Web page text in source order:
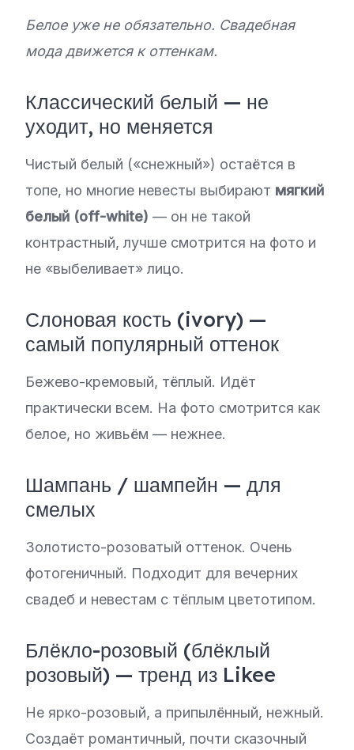
Белое уже не обязательно. Свадебная
мода движется к оттенкам.
Классический белый — не
уходит, но меняется
Чистый белый («снежный») остаётся в
топе, но многие невесты выбирают мягкий
белый (off-white) — он не такой
контрастный, лучше смотрится на фото и
не «выбеливает» лицо.
Слоновая кость (ivory) —
самый популярный оттенок
Бежево-кремовый, тёплый. Идёт
практически всем. На фото смотрится как
белое, но живьём — нежнее.
Шампань / шампейн — для
смелых
Золотисто-розоватый оттенок. Очень
фотогеничный. Подходит для вечерних
свадеб и невестам с тёплым цветотипом.
Блёкло-розовый (блёклый
розовый) — тренд из Likee
Не ярко-розовый, а припылённый, нежный.
Создаёт романтичный, почти сказочный